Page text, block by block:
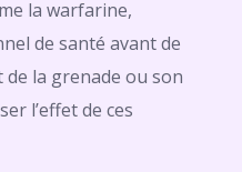
la warfarine,
de santé avant de
la grenade ou son
l’effet de ces